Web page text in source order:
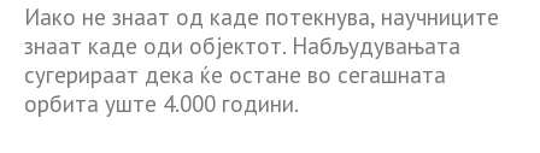
Иако не знаат од каде потекнува, научниците
знаат каде оди објектот. Набљудувањата
сугерираат дека ќе остане во сегашната
орбита уште 4.000 години.